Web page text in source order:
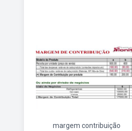
margem contribuição